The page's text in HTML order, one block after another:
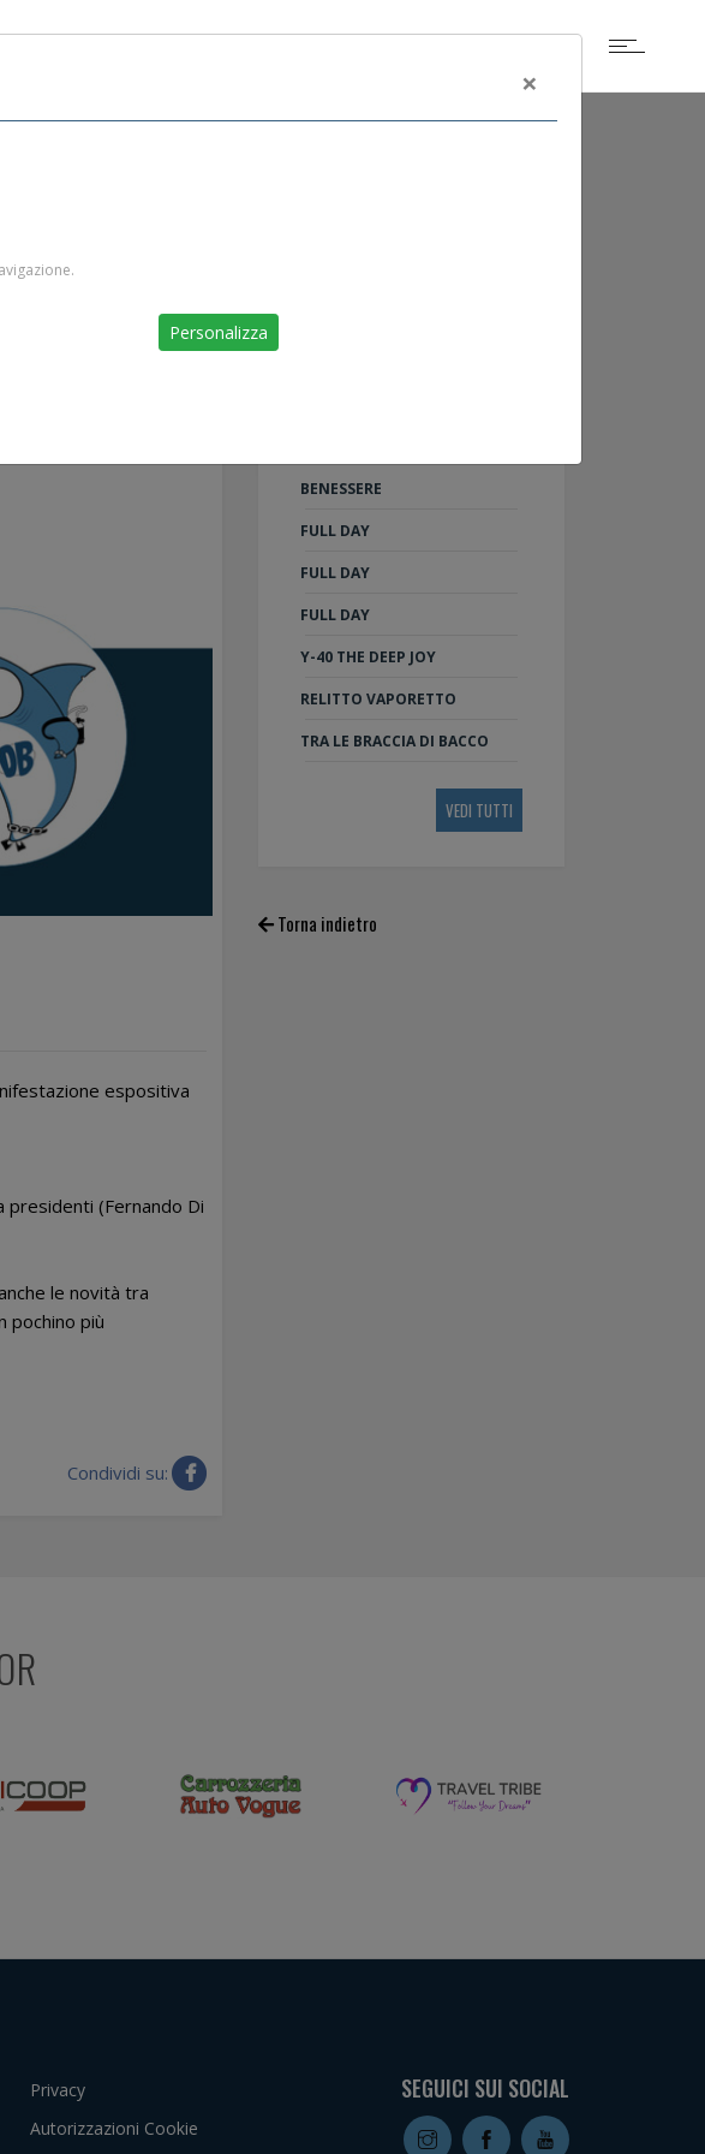
espositiva
(Fernando Di
le novità tra
pochino più
Condividi su:
BENESSERE
FULL DAY
FULL DAY
FULL DAY
Y-40 THE DEEP JOY
RELITTO VAPORETTO
TRA LE BRACCIA DI BACCO
VEDI TUTTI
Torna indietro
Privacy
Autorizzazioni Cookie
SEGUICI SUI SOCIAL
×
Personalizza